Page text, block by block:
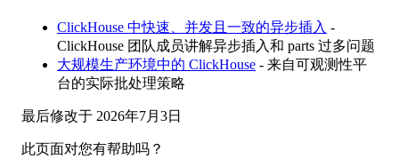
ClickHouse 中快速、并发且一致的异步插入 -
ClickHouse 团队成员讲解异步插入和 parts 过多问题
大规模生产环境中的 ClickHouse - 来自可观测性平
台的实际批处理策略
最后修改于 2026年7月3日
此页面对您有帮助吗？